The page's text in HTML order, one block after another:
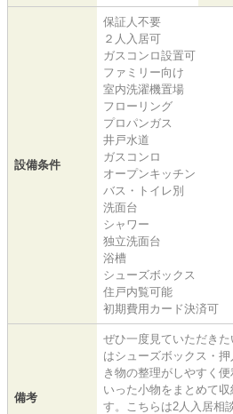
設備条件
保証人不要
２人入居可
ガスコンロ設置可
ファミリー向け
室内洗濯機置場
フローリング
プロパンガス
井戸水道
ガスコンロ
オープンキッチン
バス・トイレ別
洗面台
シャワー
独立洗面台
浴槽
シューズボックス
住戸内覧可能
初期費用カード決済可
備考
ぜひ一度見ていただき
はシューズボックス・
き物の整理がしやすく
いった小物をまとめて
す。こちらは2人入居相